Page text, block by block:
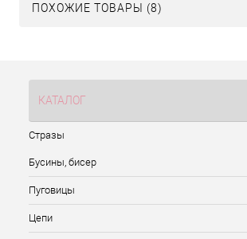
ПОХОЖИЕ ТОВАРЫ (8)
КАТАЛОГ
Стразы
Бусины, бисер
Пуговицы
Цепи